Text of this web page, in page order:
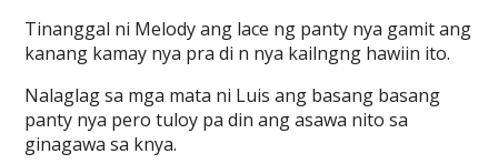
Tinanggal ni Melody ang lace ng panty nya gamit ang
kanang kamay nya pra di n nya kailngng hawiin ito.
Nalaglag sa mga mata ni Luis ang basang basang
panty nya pero tuloy pa din ang asawa nito sa
ginagawa sa knya.